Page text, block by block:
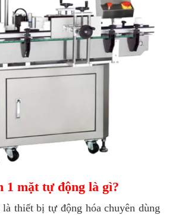
1 mặt tự động là gì?
thiết bị tự động hóa chuyên dùng